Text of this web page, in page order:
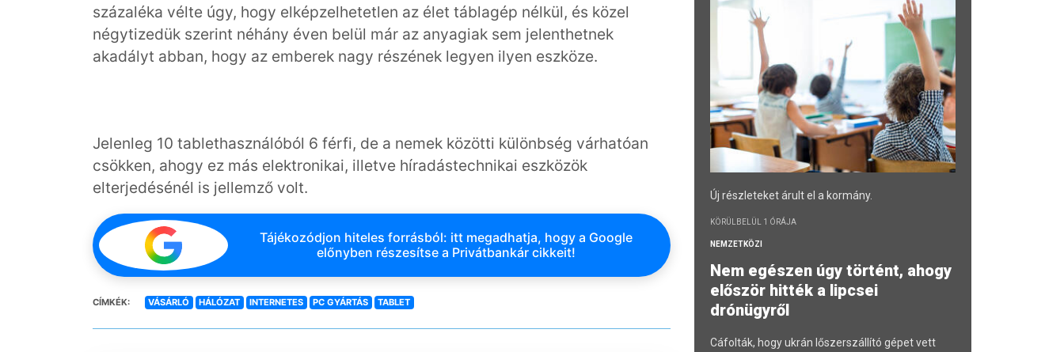
százaléka vélte úgy, hogy elképzelhetetlen az élet táblagép nélkül, és közel
négytizedük szerint néhány éven belül már az anyagiak sem jelenthetnek
akadályt abban, hogy az emberek nagy részének legyen ilyen eszköze.
Jelenleg 10 tablethasználóból 6 férfi, de a nemek közötti különbség várhatóan
csökken, ahogy ez más elektronikai, illetve híradástechnikai eszközök
elterjedésénél is jellemző volt.
Tájékozódjon hiteles forrásból: itt megadhatja, hogy a Google
előnyben részesítse a Privátbankár cikkeit!
CÍMKÉK: VÁSÁRLÓ HÁLÓZAT INTERNETES PC GYÁRTÁS TABLET
Új részleteket árult el a kormány.
KÖRÜLBELÜL 1 ÓRÁJA
NEMZETKÖZI
Nem egészen úgy történt, ahogy
először hitték a lipcsei
drónügyről
Cáfolták, hogy ukrán lőszerszállító gépet vett